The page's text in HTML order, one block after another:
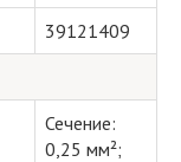
39121409
Сечение:
0,25 мм²;